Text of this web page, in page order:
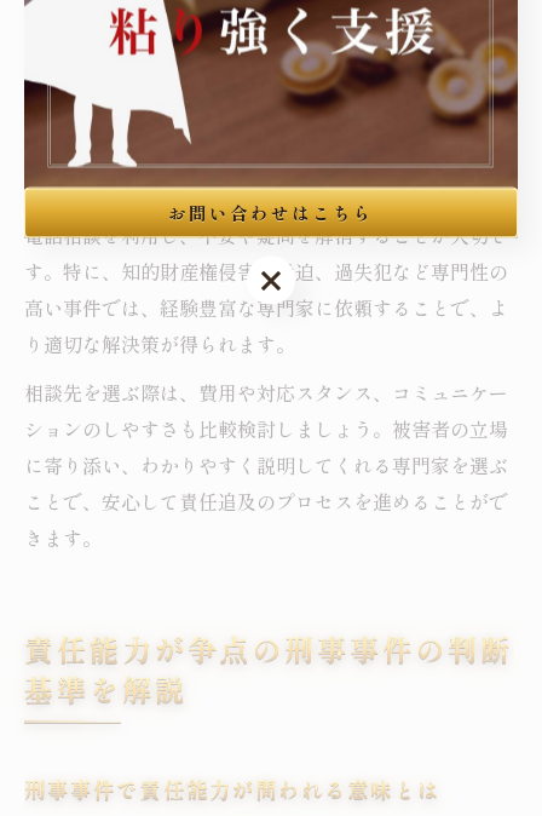
とのやり取りなど、専門的なサポートを受けることがで
きます。事務所の実績や対応分野、過去の相談事例を参
考にしましょう。
また、各自治体の被害者支援センターや公的な相談窓口
も活用できます。初めての相談の場合は無料法律相談や
電話相談を利用し、不安や疑問を解消することが大切で
す。特に、知的財産権侵害や脅迫、過失犯など専門性の
高い事件では、経験豊富な専門家に依頼することで、よ
り適切な解決策が得られます。
相談先を選ぶ際は、費用や対応スタンス、コミュニケー
ションのしやすさも比較検討しましょう。被害者の立場
に寄り添い、わかりやすく説明してくれる専門家を選ぶ
ことで、安心して責任追及のプロセスを進めることがで
きます。
責任能力が争点の刑事事件の判断
基準を解説
刑事事件で責任能力が問われる意味とは
お問い合わせはこちら
お問い合わせはこちら